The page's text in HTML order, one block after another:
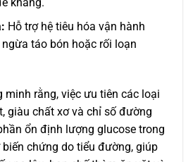
Hỗ trợ hệ tiêu hóa vận hành
táo bón hoặc rối loạn
minh rằng, việc ưu tiên các loại
giàu chất xơ và chỉ số đường
ổn định lượng glucose trong
chứng do tiểu đường, giúp